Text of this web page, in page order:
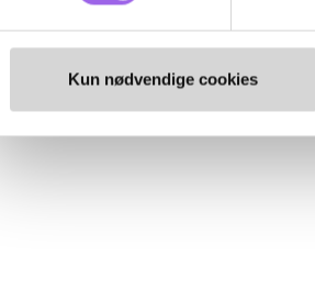
Kun nødvendige cookies